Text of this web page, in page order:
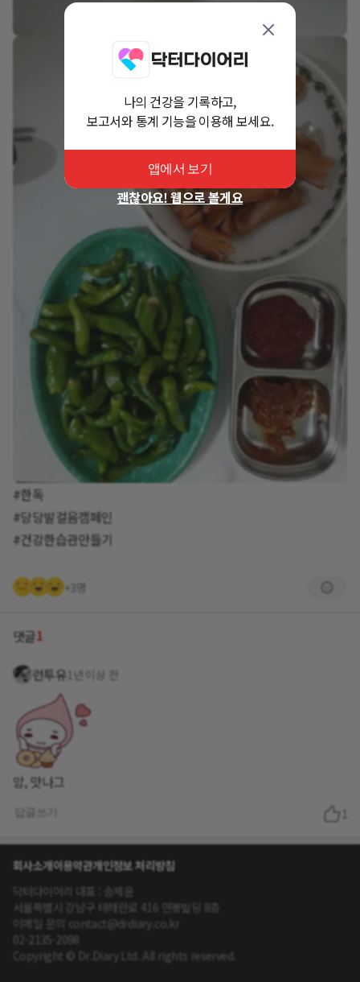
#한독
#당당발걸음캠페인
#건강한습관만들기
+3명
댓글1
런투유 1년 이상 전
앙, 맛나그
1
회사소개이용약관개인정보 처리방침
닥터다이어리 대표 : 송제윤
서울특별시 강남구 테헤란로 416 연봉빌딩 8층
이메일 문의 contact@drdiary.co.kr
02-2135-2098
Copyright © Dr.Diary Ltd. All rights reserved.
나의 건강을 기록하고,
보고서와 통계 기능을 이용해 보세요.
앱에서 보기
괜찮아요! 웹으로 볼게요